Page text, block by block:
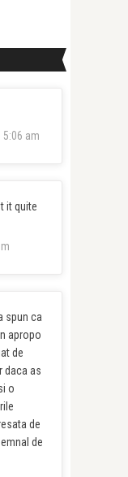
5:06 am
it quite
spun ca
apropo
de
daca as
o
de
de